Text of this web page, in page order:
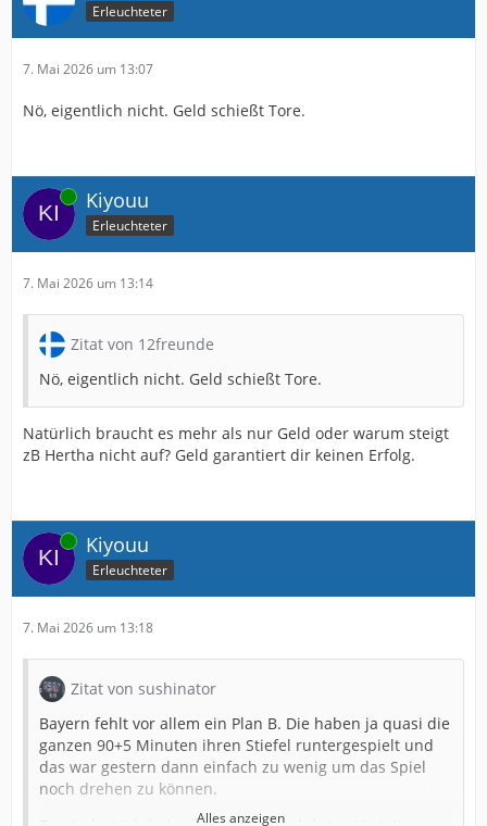
Erleuchteter
7. Mai 2026 um 13:07
Nö, eigentlich nicht. Geld schießt Tore.
Online Kiyouu
Erleuchteter
7. Mai 2026 um 13:14
Zitat von 12freunde
Nö, eigentlich nicht. Geld schießt Tore.
Natürlich braucht es mehr als nur Geld oder warum steigt
zB Hertha nicht auf? Geld garantiert dir keinen Erfolg.
Online Kiyouu
Erleuchteter
7. Mai 2026 um 13:18
Zitat von sushinator
Bayern fehlt vor allem ein Plan B. Die haben ja quasi die
ganzen 90+5 Minuten ihren Stiefel runtergespielt und
das war gestern dann einfach zu wenig um das Spiel
noch drehen zu können.
Alles anzeigen